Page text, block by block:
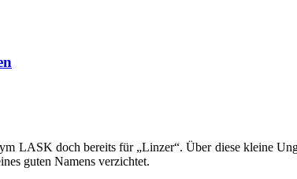
LASK doch bereits für „Linzer“. Über diese kleine
guten Namens verzichtet.